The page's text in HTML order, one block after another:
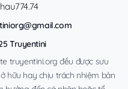
Truyentini
truyentini.org đều được sưu
hữu hay chịu trách nhiệm bản